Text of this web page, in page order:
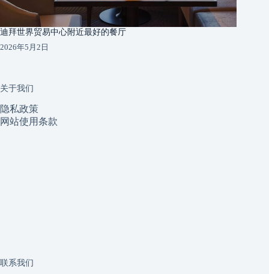
迪拜世界贸易中心附近最好的餐厅
2026年5月2日
关于我们
隐私政策
网站使用条款
联系我们